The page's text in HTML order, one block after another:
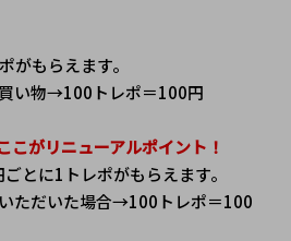
がもらえます。
い物→100トレポ＝100円
こがリニューアルポイント！
とに1トレポがもらえます。
ただいた場合→100トレポ＝100